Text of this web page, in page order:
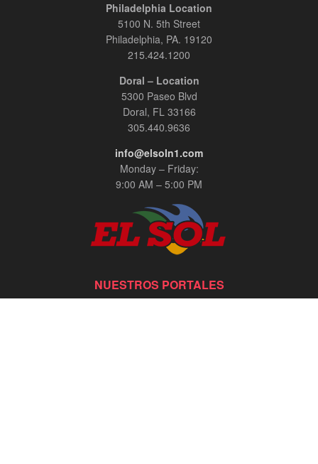
Philadelphia Location
5100 N. 5th Street
Philadelphia, PA. 19120
215.424.1200
Doral – Location
5300 Paseo Blvd
Doral, FL 33166
305.440.9636
info@elsoln1.com
Monday – Friday:
9:00 AM – 5:00 PM
NUESTROS PORTALES